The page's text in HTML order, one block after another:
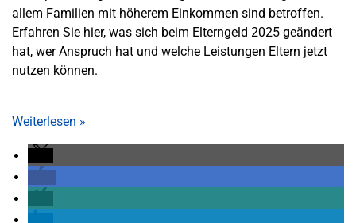
allem Familien mit höherem Einkommen sind betroffen.
Erfahren Sie hier, was sich beim Elterngeld 2025 geändert
hat, wer Anspruch hat und welche Leistungen Eltern jetzt
nutzen können.
Weiterlesen »